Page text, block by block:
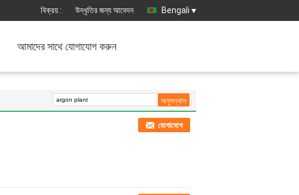
বিক্রয় : উদ্ধৃতির জন্য আবেদন Bengali
আমাদের সাথে যোগাযোগ করুন
যোগাযোগ